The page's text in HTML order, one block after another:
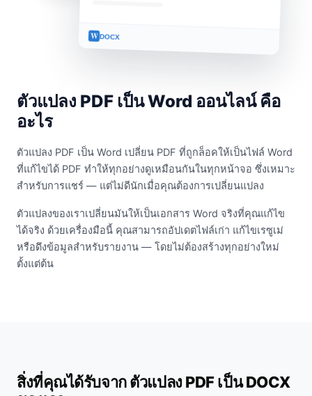
WDOCX
ตัวแปลง PDF เป็น Word ออนไลน์ คือ
อะไร
ตัวแปลง PDF เป็น Word เปลี่ยน PDF ที่ถูกล็อคให้เป็นไฟล์ Word
ที่แก้ไขได้ PDF ทำให้ทุกอย่างดูเหมือนกันในทุกหน้าจอ ซึ่งเหมาะ
สำหรับการแชร์ — แต่ไม่ดีนักเมื่อคุณต้องการเปลี่ยนแปลง
ตัวแปลงของเราเปลี่ยนมันให้เป็นเอกสาร Word จริงที่คุณแก้ไข
ได้จริง ด้วยเครื่องมือนี้ คุณสามารถอัปเดตไฟล์เก่า แก้ไขเรซูเม่
หรือดึงข้อมูลสำหรับรายงาน — โดยไม่ต้องสร้างทุกอย่างใหม่
ตั้งแต่ต้น
สิ่งที่คุณได้รับจาก ตัวแปลง PDF เป็น DOCX